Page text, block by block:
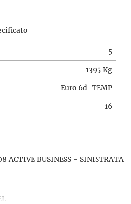
5
1395 Kg
Euro 6d-TEMP
16
ACTIVE BUSINESS - SINISTRATA